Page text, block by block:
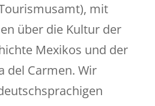
mit
über die Kultur der
Mexikos und der
del Carmen. Wir